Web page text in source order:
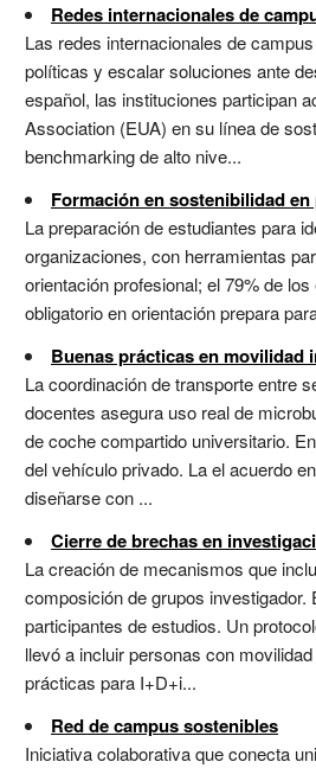
Redes internacionales de
Las redes internacionales de
políticas y escalar soluciones ante
español, las instituciones participan
Association (EUA) en su línea de
benchmarking de alto nive...
Formación en sostenibilidad
La preparación de estudiantes para
organizaciones, con herramientas
orientación profesional; el 79% de
obligatorio en orientación prepara
Buenas prácticas en movilidad
La coordinación de transporte entre
docentes asegura uso real de
de coche compartido universitario.
del vehículo privado. La el acuerdo
diseñarse con ...
Cierre de brechas en
La creación de mecanismos que
composición de grupos
participantes de estudios. Un
llevó a incluir personas con
prácticas para I+D+i...
Red de campus sostenibles
Iniciativa colaborativa que conecta